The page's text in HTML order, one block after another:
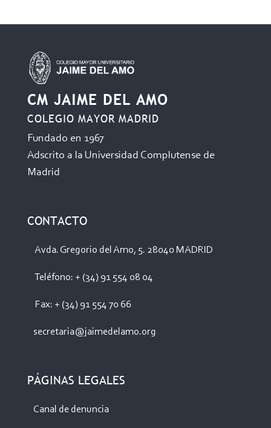
CM JAIME DEL AMO
COLEGIO MAYOR MADRID
Fundado en 1967
Adscrito a la Universidad Complutense de
Madrid
CONTACTO
Avda. Gregorio del Amo, 5. 28040 MADRID
Teléfono: + (34) 91 554 08 04
Fax: + (34) 91 554 70 66
secretaria@jaimedelamo.org
PÁGINAS LEGALES
Canal de denuncia